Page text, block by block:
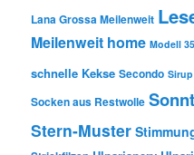
Lana Grossa Meilenweit
Meilenweit home Modell 35
schnelle Kekse Secondo Sirup
Socken aus Restwolle
Stern-Muster